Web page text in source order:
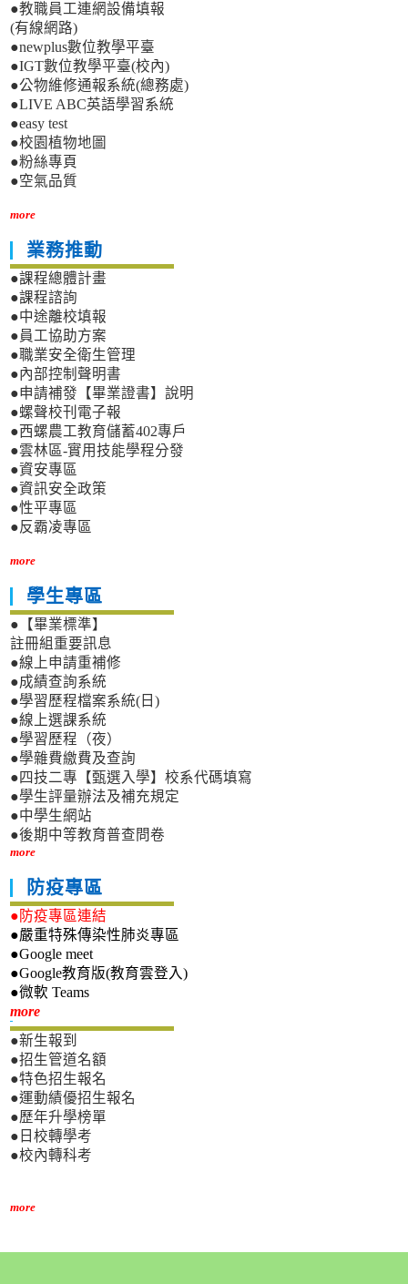
●教職員工連網設備填報
(有線網路)
●newplus數位教學平臺
●IGT數位教學平臺(校內)
●公物維修通報系統(總務處)
●LIVE ABC英語學習系統
●easy test
●校園植物地圖
●粉絲專頁
●空氣品質
more
業務推動
●課程總體計畫
●課程諮詢
●中途離校填報
●員工協助方案
●職業安全衛生管理
●內部控制聲明書
●申請補發【畢業證書】說明
●螺聲校刊電子報
●西螺農工教育儲蓄402專戶
●雲林區-實用技能學程分發
●資安專區
●資訊安全政策
●性平專區
●反霸凌專區
more
學生專區
●【畢業標準】
註冊組重要訊息
●線上申請重補修
●成績查詢系統
●學習歷程檔案系統(日)
●線上選課系統
●學習歷程（夜）
●學雜費繳費及查詢
●四技二專【甄選入學】校系代碼填寫
●學生評量辦法及補充規定
●中學生網站
●後期中等教育普查問卷
more
防疫專區
●防疫專區連結
●嚴重特殊傳染性肺炎專區
●Google meet
●Google教育版(教育雲登入)
●微軟 Teams
more新生專區
●新生報到
●招生管道名額
●特色招生報名
●運動績優招生報名
●歷年升學榜單
●日校轉學考
●校內轉科考
more